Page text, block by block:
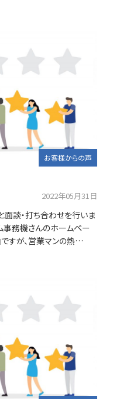
お客様からの声
2022年05月31日
談・打ち合わせを行いま
事務機さんのホームペー
すが、営業マンの熱…